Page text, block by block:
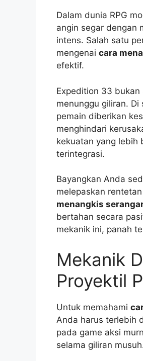
Dalam dunia RPG
angin segar dengan
intens. Salah satu
mengenai cara
efektif.
Expedition 33
menunggu giliran.
pemain diberikan
menghindari
kekuatan yang lebih
terintegrasi.
Bayangkan Anda
melepaskan
menangkis
bertahan secara
mekanik ini, panah
Mekanik
Proyektil
Untuk memahami
Anda harus terlebih
pada game aksi
selama giliran